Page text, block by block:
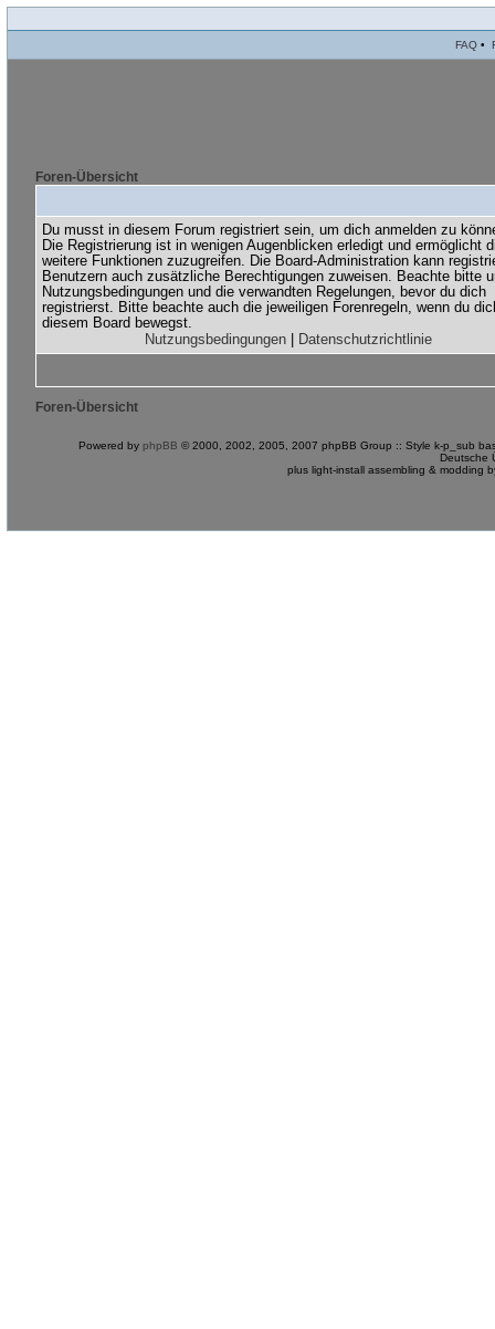
FAQ •
Foren-Übersicht
Du musst in diesem Forum registriert sein, um dich anmelden zu
Die Registrierung ist in wenigen Augenblicken erledigt und ermöglicht
weitere Funktionen zuzugreifen. Die Board-Administration kann
Benutzern auch zusätzliche Berechtigungen zuweisen. Beachte bitte
Nutzungsbedingungen und die verwandten Regelungen, bevor du dich
registrierst. Bitte beachte auch die jeweiligen Forenregeln, wenn du
diesem Board bewegst.
Nutzungsbedingungen
Datenschutzrichtlinie
Foren-Übersicht
Powered by phpBB © 2000, 2002, 2005, 2007 phpBB Group :: Style k-p_sub
Deutsche
plus light-install assembling & modding